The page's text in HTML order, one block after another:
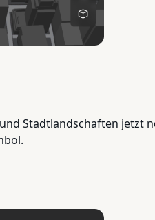
Stadtlandschaften jetzt